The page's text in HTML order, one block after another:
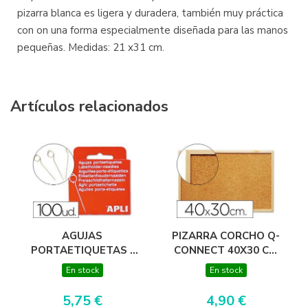
pizarra blanca es ligera y duradera, también muy práctica
con on una forma especialmente diseñada para las manos
pequeñas. Medidas: 21 x31 cm.
Artículos relacionados
AGUJAS
PORTAETIQUETAS -
CAJA DE 100
En stock
5,75 €
PIZARRA CORCHO Q-
CONNECT 40X30 CM
MARCO DE MADERA
En stock
4,90 €